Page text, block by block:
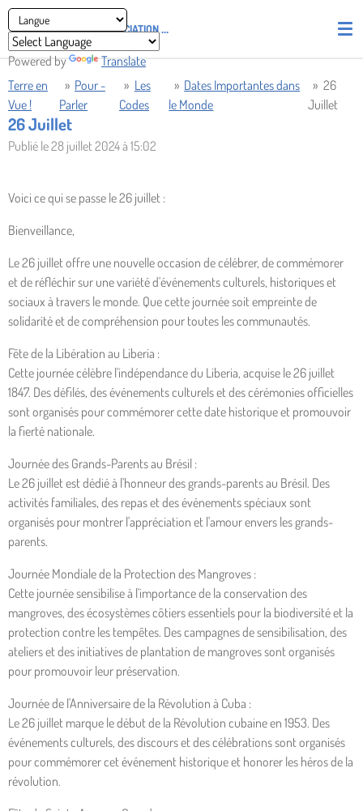
Powered by Translate
Passer
au
contenu
ASSOCIATION PIRATES' UNION OF LIGHT AND LOVE -
Terre en
Vue !
» Pour -
Parler
» Les
Codes
» Dates Importantes dans
le Monde
» 26
Juillet
26 Juillet
Publié le 28 juillet 2024 à 15:02
Voici ce qui se passe le 26 juillet :
Bienveillance,
Le 26 juillet offre une nouvelle occasion de célébrer, de commémorer
et de réfléchir sur une variété d'événements culturels, historiques et
sociaux à travers le monde. Que cette journée soit empreinte de
solidarité et de compréhension pour toutes les communautés.
Fête de la Libération au Liberia :
Cette journée célèbre l'indépendance du Liberia, acquise le 26 juillet
1847. Des défilés, des événements culturels et des cérémonies officielles
sont organisés pour commémorer cette date historique et promouvoir
la fierté nationale.
Journée des Grands-Parents au Brésil :
Le 26 juillet est dédié à l'honneur des grands-parents au Brésil. Des
activités familiales, des repas et des événements spéciaux sont
organisés pour montrer l'appréciation et l'amour envers les grands-
parents.
Journée Mondiale de la Protection des Mangroves :
Cette journée sensibilise à l'importance de la conservation des
mangroves, des écosystèmes côtiers essentiels pour la biodiversité et la
protection contre les tempêtes. Des campagnes de sensibilisation, des
ateliers et des initiatives de plantation de mangroves sont organisés
pour promouvoir leur préservation.
Journée de l'Anniversaire de la Révolution à Cuba :
Le 26 juillet marque le début de la Révolution cubaine en 1953. Des
événements culturels, des discours et des célébrations sont organisés
pour commémorer cet événement historique et honorer les héros de la
révolution.